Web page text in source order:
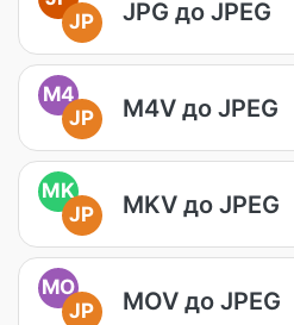
JP
JPG до JPEG
M4
JP
M4V до JPEG
MK
JP
MKV до JPEG
MO
JP
MOV до JPEG